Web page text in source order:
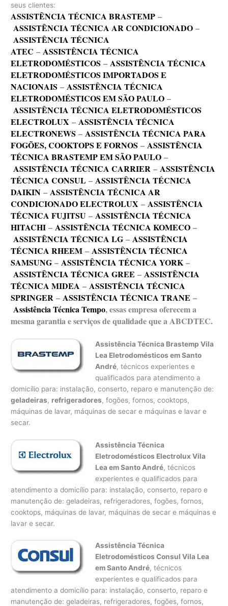
seus clientes:
ASSISTÊNCIA TÉCNICA BRASTEMP –
ASSISTÊNCIA TÉCNICA AR CONDICIONADO –
ASSISTÊNCIA TÉCNICA
ATEC –ASSISTÊNCIA TÉCNICA
ELETRODOMÉSTICOS –ASSISTÊNCIA TÉCNICA
ELETRODOMÉSTICOS IMPORTADOS E
NACIONAIS –ASSISTÊNCIA TÉCNICA
ELETRODOMÉSTICOS EM SÃO PAULO –
ASSISTÊNCIA TÉCNICA ELETRODOMÉSTICOS
ELECTROLUX –ASSISTÊNCIA TÉCNICA
ELECTRONEWS –ASSISTÊNCIA TÉCNICA PARA
FOGÕES, COOKTOPS E FORNOS –ASSISTÊNCIA
TÉCNICA BRASTEMP EM SÃO PAULO –
ASSISTÊNCIA TÉCNICA CARRIER –ASSISTÊNCIA
TÉCNICA CONSUL –ASSISTÊNCIA TÉCNICA
DAIKIN –ASSISTÊNCIA TÉCNICA AR
CONDICIONADO ELECTROLUX –ASSISTÊNCIA
TÉCNICA FUJITSU –ASSISTÊNCIA TÉCNICA
HITACHI –ASSISTÊNCIA TÉCNICA KOMECO –
ASSISTÊNCIA TÉCNICA LG –ASSISTÊNCIA
TÉCNICA RHEEM –ASSISTÊNCIA TÉCNICA
SAMSUNG –ASSISTÊNCIA TÉCNICA YORK–
ASSISTÊNCIA TÉCNICA GREE –ASSISTÊNCIA
TÉCNICA MIDEA –ASSISTÊNCIA TÉCNICA
SPRINGER –ASSISTÊNCIA TÉCNICA TRANE –
Assistência Técnica Tempo, essas empresa oferecem a
mesma garantia e serviços de qualidade que a ABCDTEC.
Assistência Técnica Brastemp Vila
Lea Eletrodomésticos em Santo
André, técnicos experientes e
qualificados para atendimento a
domicílio para: instalação, conserto, reparo e manutenção de:
geladeiras, refrigeradores, fogões, fornos, cooktops,
máquinas de lavar, máquinas de secar e máquinas e lavar e
secar.
Assistência Técnica
Eletrodomésticos Electrolux Vila
Lea em Santo André, técnicos
experientes e qualificados para
atendimento a domicílio para: instalação, conserto, reparo e
manutenção de: geladeiras, refrigeradores, fogões, fornos,
cooktops, máquinas de lavar, máquinas de secar e máquinas e
lavar e secar.
Assistência Técnica
Eletrodomésticos Consul Vila Lea
em Santo André, técnicos
experientes e qualificados para
atendimento a domicílio para: instalação, conserto, reparo e
manutenção de: geladeiras, refrigeradores, fogões, fornos,